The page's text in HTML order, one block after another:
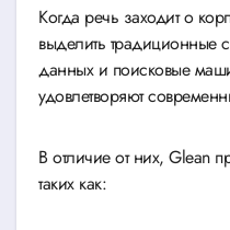
Когда речь заходит о
выделить традиционные
данных и поисковые
удовлетворяют
В отличие от них, Glean
таких как: